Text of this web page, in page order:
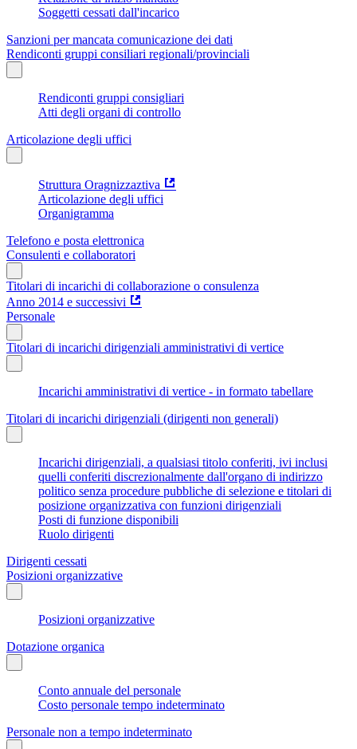
Soggetti cessati dall'incarico
Sanzioni per mancata comunicazione dei dati
Rendiconti gruppi consiliari regionali/provinciali
Rendiconti gruppi consigliari
Atti degli organi di controllo
Articolazione degli uffici
Struttura Oragnizzaztiva
Articolazione degli uffici
Organigramma
Telefono e posta elettronica
Consulenti e collaboratori
Titolari di incarichi di collaborazione o consulenza
Anno 2014 e successivi
Personale
Titolari di incarichi dirigenziali amministrativi di vertice
Incarichi amministrativi di vertice - in formato tabellare
Titolari di incarichi dirigenziali (dirigenti non generali)
Incarichi dirigenziali, a qualsiasi titolo conferiti, ivi inclusi
quelli conferiti discrezionalmente dall'organo di indirizzo
politico senza procedure pubbliche di selezione e titolari di
posizione organizzativa con funzioni dirigenziali
Posti di funzione disponibili
Ruolo dirigenti
Dirigenti cessati
Posizioni organizzative
Posizioni organizzative
Dotazione organica
Conto annuale del personale
Costo personale tempo indeterminato
Personale non a tempo indeterminato